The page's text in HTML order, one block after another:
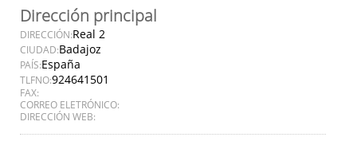
Dirección principal
DIRECCIÓN:Real 2
CIUDAD:Badajoz
PAÍS:España
TLFNO:924641501
FAX:
CORREO ELETRÓNICO:
DIRECCIÓN WEB: